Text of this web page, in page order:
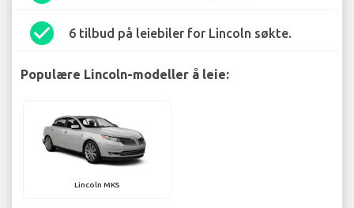
check_circle 6 tilbud på leiebiler for Lincoln søkte.
Populære Lincoln-modeller å leie:
Lincoln MKS